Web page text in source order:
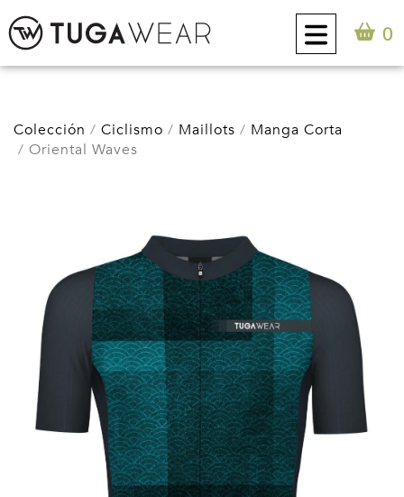
0
COLECCIÓN
CONTACTO
ES 0
Colección Ciclismo Maillots
Manga Corta
Oriental Waves